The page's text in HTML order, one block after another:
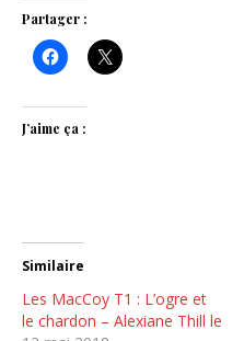
Partager :
J’aime ça :
Similaire
Les MacCoy T1 : L’ogre et
le chardon – Alexiane Thill le